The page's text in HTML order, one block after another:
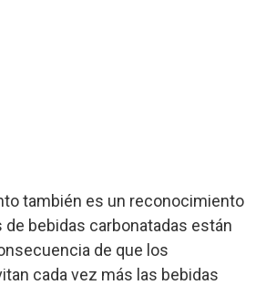
también es un reconocimiento
de bebidas carbonatadas están
de que los
cada vez más las bebidas